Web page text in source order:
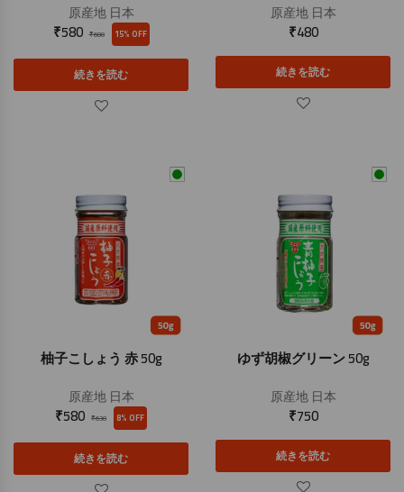
原産地日本
₹680
₹580 15% OFF
続きを読む
原産地日本
₹480
続きを読む
柚子こしょう 赤 50g
原産地日本
₹630
₹580 8% OFF
続きを読む
ゆず胡椒グリーン 50g
原産地日本
₹750
続きを読む